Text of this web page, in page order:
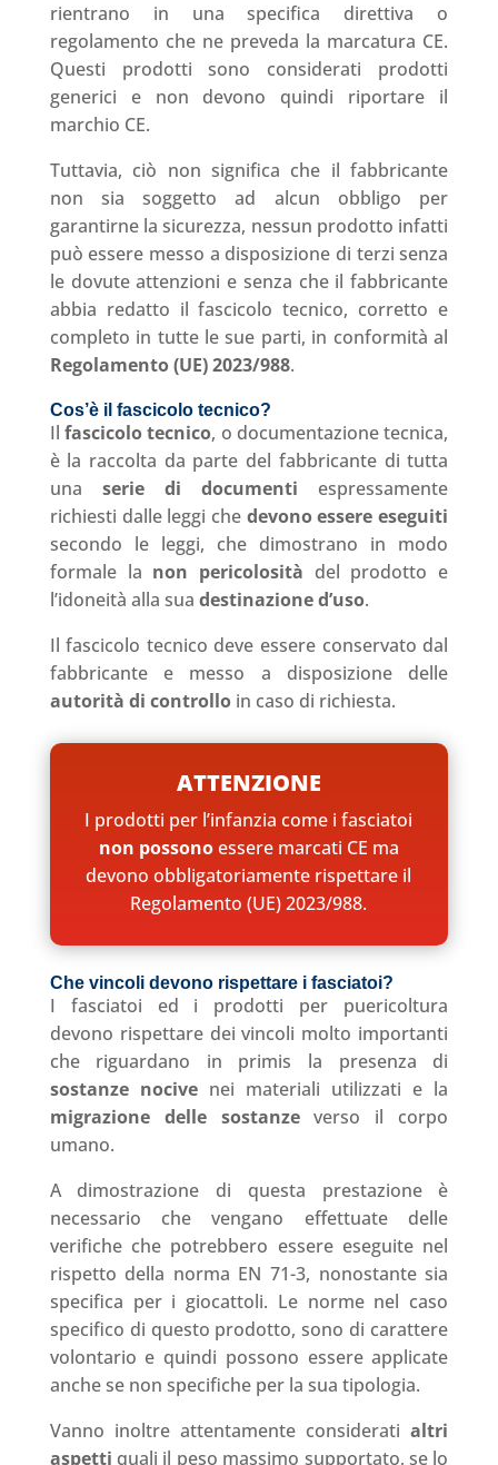
rientrano in una specifica direttiva o
regolamento che ne preveda la marcatura CE.
Questi prodotti sono considerati prodotti
generici e non devono quindi riportare il
marchio CE.
Tuttavia, ciò non significa che il fabbricante
non sia soggetto ad alcun obbligo per
garantirne la sicurezza, nessun prodotto infatti
può essere messo a disposizione di terzi senza
le dovute attenzioni e senza che il fabbricante
abbia redatto il fascicolo tecnico, corretto e
completo in tutte le sue parti, in conformità al
Regolamento (UE) 2023/988.
Cos’è il fascicolo tecnico?
Ilfascicolo tecnico, o documentazione tecnica,
è la raccolta da parte del fabbricante di tutta
una serie di documenti espressamente
richiesti dalle leggi che devono essere eseguiti
secondo le leggi, che dimostrano in modo
formale la non pericolosità del prodotto e
l’idoneità alla sua destinazione d’uso.
Il fascicolo tecnico deve essere conservato dal
fabbricante e messo a disposizione delle
autorità di controlloin caso di richiesta.
ATTENZIONE
I prodotti per l’infanzia come i fasciatoi
non possonoessere marcati CE ma
devono obbligatoriamente rispettare il
Regolamento (UE) 2023/988.
Che vincoli devono rispettare i fasciatoi?
I fasciatoi ed i prodotti per puericoltura
devono rispettare dei vincoli molto importanti
che riguardano in primis la presenza di
sostanze nocivenei materiali utilizzati e la
migrazione delle sostanzeverso il corpo
umano.
A dimostrazione di questa prestazione è
necessario che vengano effettuate delle
verifiche che potrebbero essere eseguite nel
rispetto della norma EN 71-3, nonostante sia
specifica per i giocattoli. Le norme nel caso
specifico di questo prodotto, sono di carattere
volontario e quindi possono essere applicate
anche se non specifiche per la sua tipologia.
Vanno inoltre attentamente consideratialtri
aspetti quali il peso massimo supportato, se lo